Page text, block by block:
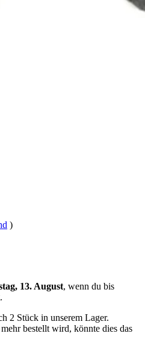
)
13. August, wenn du bis
2 Stück in unserem Lager.
bestellt wird, könnte dies das